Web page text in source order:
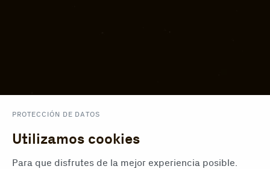
PROTECCIÓN DE DATOS
Utilizamos cookies
Para que disfrutes de la mejor experiencia posible.